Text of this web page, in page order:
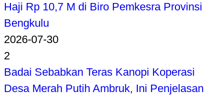
Haji Rp 10,7 M di Biro Pemkesra Provinsi
Bengkulu
2026-07-30
2
Badai Sebabkan Teras Kanopi Koperasi
Desa Merah Putih Ambruk, Ini Penjelasan